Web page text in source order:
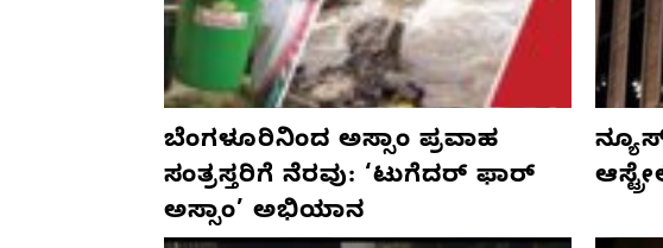
ಬೆಂಗಳೂರಿನಿಂದ ಅಸ್ಸಾಂ ಪ್ರವಾಹ
ಸಂತ್ರಸ್ತರಿಗೆ ನೆರವು: ‘ಟುಗೆದರ್ ಫಾರ್
ಅಸ್ಸಾಂ’ ಅಭಿಯಾನ